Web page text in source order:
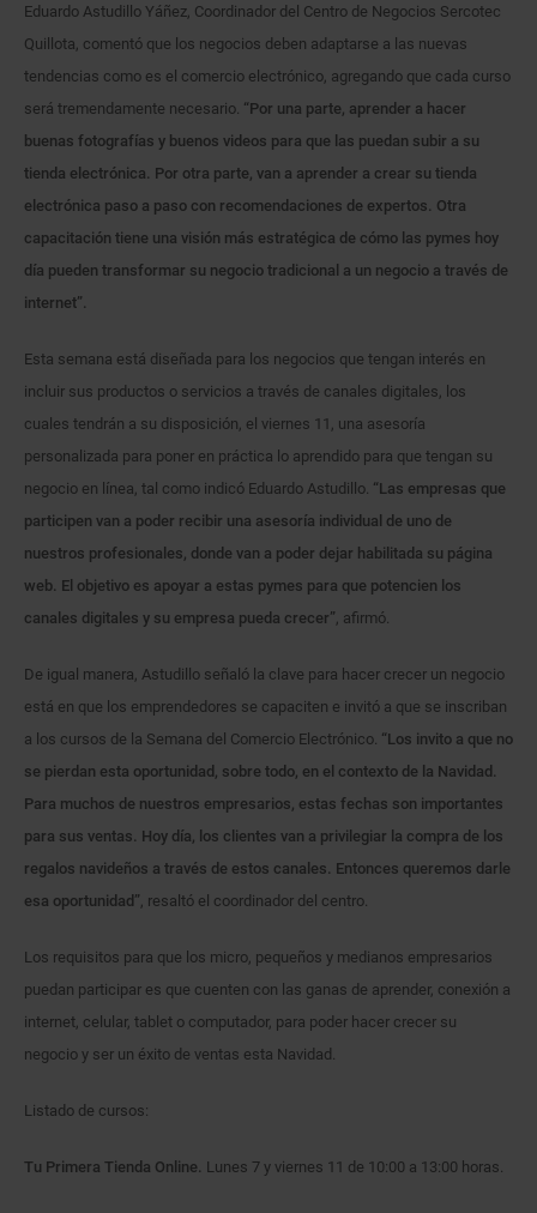
Eduardo Astudillo Yáñez, Coordinador del Centro de Negocios Sercotec
Quillota, comentó que los negocios deben adaptarse a las nuevas
tendencias como es el comercio electrónico, agregando que cada curso
será tremendamente necesario. “Por una parte, aprender a hacer
buenas fotografías y buenos videos para que las puedan subir a su
tienda electrónica. Por otra parte, van a aprender a crear su tienda
electrónica paso a paso con recomendaciones de expertos. Otra
capacitación tiene una visión más estratégica de cómo las pymes hoy
día pueden transformar su negocio tradicional a un negocio a través de
internet”.
Esta semana está diseñada para los negocios que tengan interés en
incluir sus productos o servicios a través de canales digitales, los
cuales tendrán a su disposición, el viernes 11, una asesoría
personalizada para poner en práctica lo aprendido para que tengan su
negocio en línea, tal como indicó Eduardo Astudillo. “Las empresas que
participen van a poder recibir una asesoría individual de uno de
nuestros profesionales, donde van a poder dejar habilitada su página
web. El objetivo es apoyar a estas pymes para que potencien los
canales digitales y su empresa pueda crecer”, afirmó.
De igual manera, Astudillo señaló la clave para hacer crecer un negocio
está en que los emprendedores se capaciten e invitó a que se inscriban
a los cursos de la Semana del Comercio Electrónico. “Los invito a que no
se pierdan esta oportunidad, sobre todo, en el contexto de la Navidad.
Para muchos de nuestros empresarios, estas fechas son importantes
para sus ventas. Hoy día, los clientes van a privilegiar la compra de los
regalos navideños a través de estos canales. Entonces queremos darle
esa oportunidad”, resaltó el coordinador del centro.
Los requisitos para que los micro, pequeños y medianos empresarios
puedan participar es que cuenten con las ganas de aprender, conexión a
internet, celular, tablet o computador, para poder hacer crecer su
negocio y ser un éxito de ventas esta Navidad.
Listado de cursos:
Tu Primera Tienda Online. Lunes 7 y viernes 11 de 10:00 a 13:00 horas.